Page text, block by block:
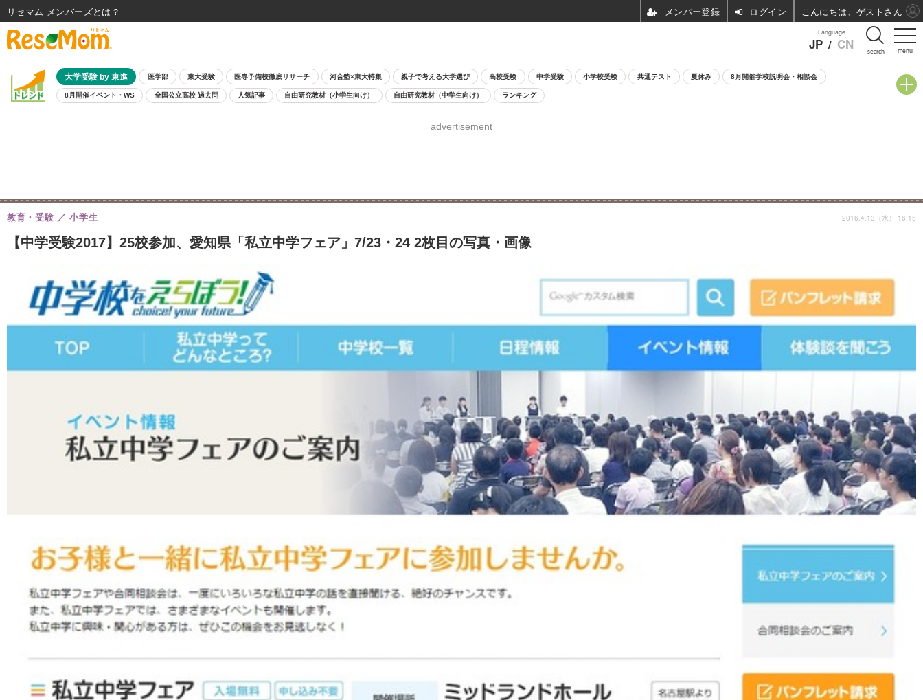
menu
Language
JP / CN search
大学受験 by 東進 医学部 東大受験 医専予備校徹底リサーチ 河合塾×東大特集 親子で考える大学選び 高校受験 中学受験 小学校受験 共通テスト 夏休み 8月開催学校説明会・相談会
8月開催イベント・WS 全国公立高校 過去問 人気記事 自由研究教材（小学生向け） 自由研究教材（中学生向け） ランキング
advertisement
【中学受験2017】25校参加、愛知県「私立中学フェア」7/23・24 2枚目の写真・画像
教育・受験 小学生 2016.4.13（水） 16:15
リセマム メンバーズ ログイン こんにちは、ゲストさん